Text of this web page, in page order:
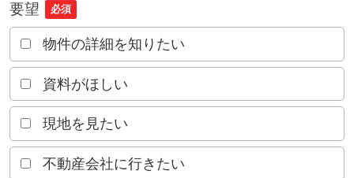
要望 必須
物件の詳細を知りたい
資料がほしい
現地を見たい
不動産会社に行きたい